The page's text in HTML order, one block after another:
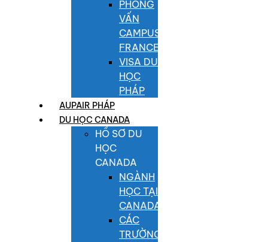
PHỎNG
VẤN
CAMPUS
FRANCE
VISA DU
HỌC
PHÁP
AUPAIR PHÁP
DU HỌC CANADA
HỒ SƠ DU
HỌC
CANADA
NGÀNH
HỌC TẠI
CANADA
CÁC
TRƯỜNG